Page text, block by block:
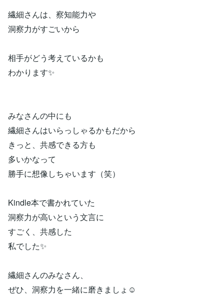
繊細さんは、察知能力や
洞察力がすごいから
相手がどう考えているかも
わかります✨
みなさんの中にも
繊細さんはいらっしゃるかもだから
きっと、共感できる方も
多いかなって
勝手に想像しちゃいます（笑）
Kindle本で書かれていた
洞察力が高いという文言に
すごく、共感した
私でした✨
繊細さんのみなさん、
ぜひ、洞察力を一緒に磨きましょ☺️